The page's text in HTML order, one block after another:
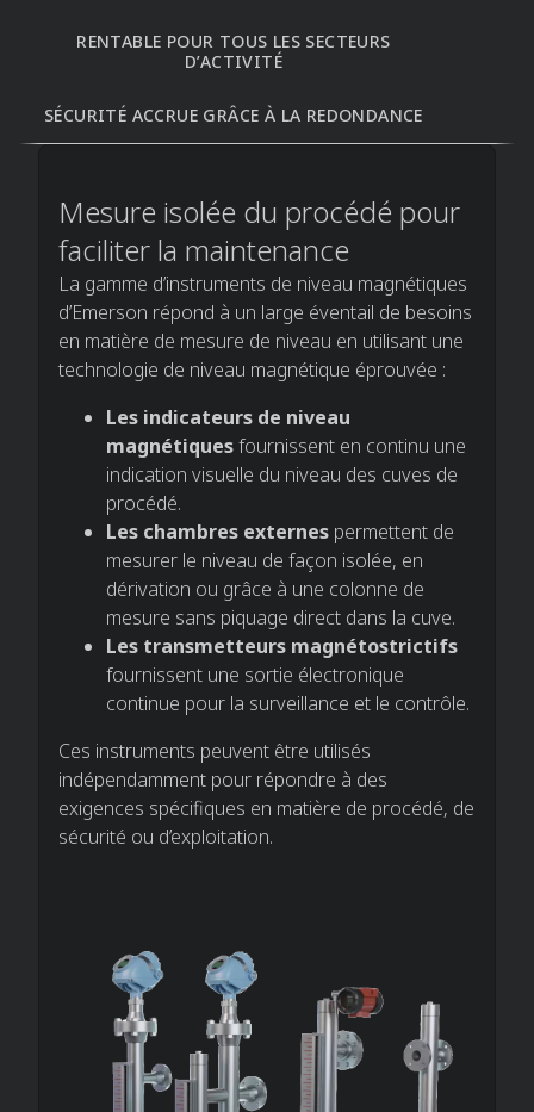
RENTABLE POUR TOUS LES SECTEURS
D’ACTIVITÉ​
SÉCURITÉ ACCRUE GRÂCE À LA REDONDANCE​
Mesure isolée du procédé pour
faciliter la maintenance​
La gamme d’instruments de niveau magnétiques
d’Emerson répond à un large éventail de besoins
en matière de mesure de niveau en utilisant une
technologie de niveau magnétique éprouvée :
Les indicateurs de niveau
magnétiquesfournissent en continu une
indication visuelle du niveau des cuves de
procédé.​
Les chambres externes permettent de
mesurer le niveau de façon isolée, en
dérivation ou grâce à une colonne de
mesure sans piquage direct dans la cuve.​
Les transmetteurs magnétostrictifs
fournissent une sortie électronique
continue pour la surveillance et le contrôle.
Ces instruments peuvent être utilisés
indépendamment pour répondre à des
exigences spécifiques en matière de procédé, de
sécurité ou d’exploitation.​